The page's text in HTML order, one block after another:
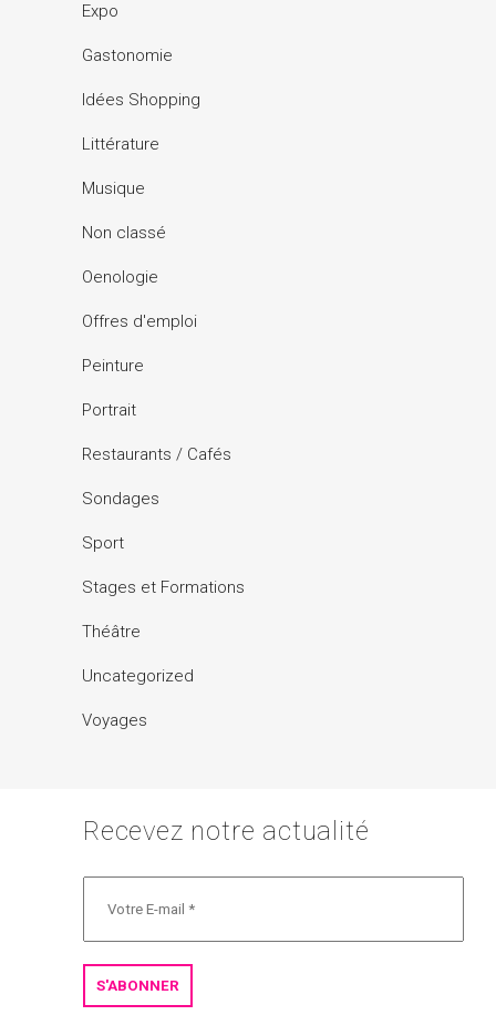
Expo
Gastonomie
Idées Shopping
Littérature
Musique
Non classé
Oenologie
Offres d'emploi
Peinture
Portrait
Restaurants / Cafés
Sondages
Sport
Stages et Formations
Théâtre
Uncategorized
Voyages
Recevez notre actualité